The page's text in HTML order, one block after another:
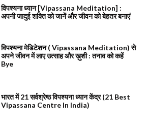
विपश्यना ध्यान [Vipassana Meditation] :
अपनी जादुई शक्ति को जानें और जीवन को बेहतर बनाएं
विपश्यना मेडिटेशन ( Vipassana Meditation) से
अपने जीवन में लाए उत्साह और ख़ुशी : तनाव को कहें
Bye
भारत में 21 सर्वश्रेष्ठ विपश्यना ध्यान केंद्र (21 Best
Vipassana Centre In India)